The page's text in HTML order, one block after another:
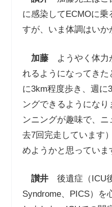
に感染してECMOに
すが、いま体調はいか
加藤ようやく体力
れるようになってきた
に3km程度歩き、週に
ングできるようにな
ンニングが趣味で、
去7回完走しています
めようかと思っていま
讃井後遺症（ICU
Syndrome、PICS）を